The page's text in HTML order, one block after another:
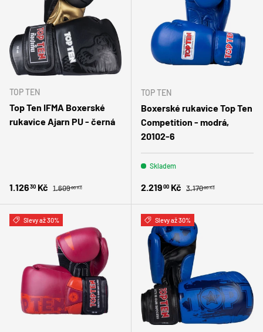
TOP TEN
Top Ten IFMA Boxerské
rukavice Ajarn PU - černá
Zlevněná cena
1.12630 Kč Běžná cena
1.60900 Kč
TOP TEN
Boxerské rukavice Top Ten
Competition - modrá,
20102-6
Skladem
Zlevněná cena
2.21900 Kč Běžná cena
3.17000 Kč
Slevy až 30% Slevy až 30%